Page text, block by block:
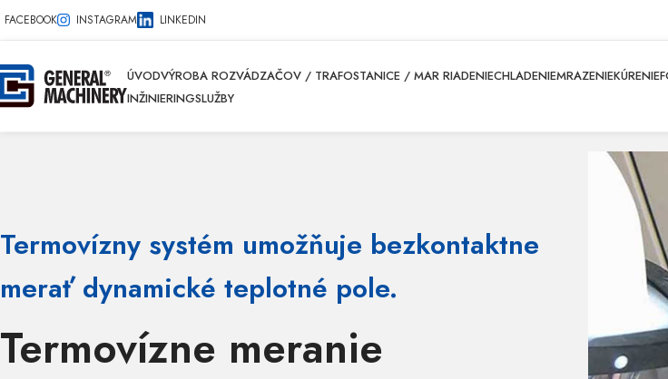
FACEBOOK INSTAGRAM LINKEDIN
ÚVODVÝROBA ROZVÁDZAČOV / TRAFOSTANICE / MAR RIADENIECHLADENIEMRAZENIEKÚRENIE
INŽINIERINGSLUŽBY
Termovízny systém umožňuje bezkontaktne
merať dynamické teplotné pole.
Termovízne meranie